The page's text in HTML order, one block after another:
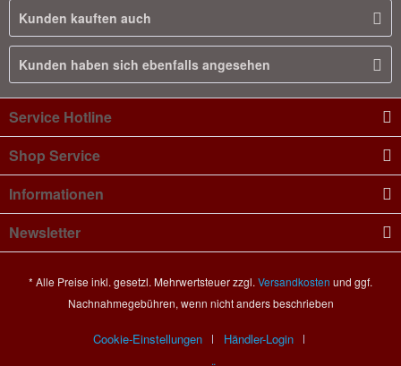
Kunden kauften auch
Kunden haben sich ebenfalls angesehen
Service Hotline
Shop Service
Informationen
Newsletter
* Alle Preise inkl. gesetzl. Mehrwertsteuer zzgl. Versandkosten und ggf.
Nachnahmegebühren, wenn nicht anders beschrieben
Cookie-Einstellungen
Händler-Login